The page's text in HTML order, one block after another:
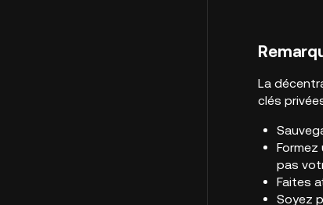
La
clés
pas
Faites
Soyez